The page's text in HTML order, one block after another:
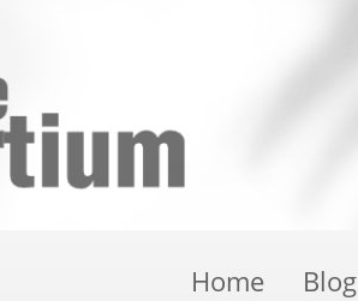
Home Blog